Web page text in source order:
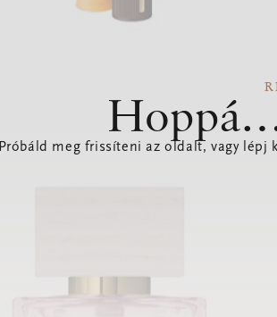
Próbáld meg frissíteni az oldalt, vagy lépj